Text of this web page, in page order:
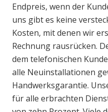
Endpreis, wenn der
uns gibt es keine
Kosten, mit denen wir
Rechnung rausrücken.
dem telefonischen
alle Neuinstallationen
Handwerksgarantie.
für alle erbrachten